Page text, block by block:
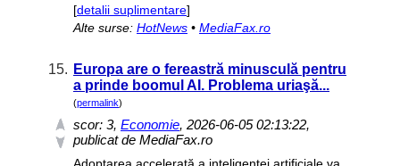
[detalii suplimentare]
Alte surse: HotNews • MediaFax.ro
15. Europa are o fereastră minusculă pentru
a prinde boomul AI. Problema uriaşă...
(permalink)
scor: 3, Economie, 2026-06-05 02:13:22,
publicat de MediaFax.ro